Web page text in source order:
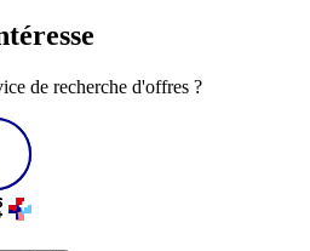
de recherche d'offres ?